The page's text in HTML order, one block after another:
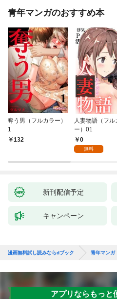
青年マンガのおすすめ本
奪う男（フルカラー）
1
132
人妻物語（フル
ー）01
0
無料
新刊配信予定
キャンペーン
漫画無料試し読みならdブック 青年マンガ
アプリならもっと